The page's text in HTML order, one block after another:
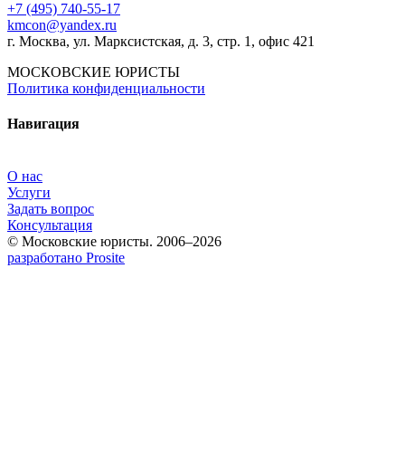
+7 (495) 740‑55‑17
kmcon@yandex.ru
г. Москва, ул. Марксистская, д. 3, стр. 1, офис 421
МОСКОВСКИЕ ЮРИСТЫ
Политика конфиденциальности
Навигация
О нас
Услуги
Задать вопрос
Консультация
© Московские юристы. 2006–2026
разработано Prosite